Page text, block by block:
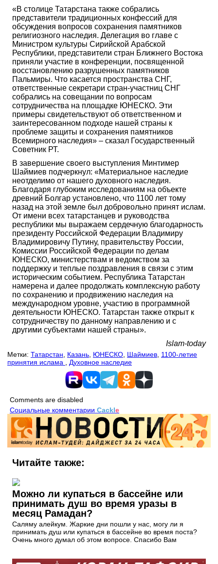
«В столице Татарстана также собрались
представители традиционных конфессий для
обсуждения вопросов сохранения памятников
религиозного наследия. Делегация во главе с
Министром культуры Сирийской Арабской
Республики, представители стран Ближнего Востока
приняли участие в конференции, посвященной
восстановлению разрушенных памятников
Пальмиры. Что касается пространства СНГ,
ответственные секретари стран-участниц СНГ
собрались на совещании по вопросам
сотрудничества на площадке ЮНЕСКО. Эти
примеры свидетельствуют об ответственном и
заинтересованном подходе нашей страны к
проблеме защиты и сохранения памятников
Всемирного наследия» – сказал Государственный
Советник РТ.
В завершение своего выступления Минтимер
Шаймиев подчеркнул: «Материальное наследие
неотделимо от нашего духовного наследия.
Благодаря глубоким исследованиям на объекте
древний Болгар установлено, что 1100 лет тому
назад на этой земле был добровольно принят ислам.
От имени всех татарстанцев и руководства
республики мы выражаем сердечную благодарность
президенту Российской Федерации Владимиру
Владимировичу Путину, правительству России,
Комиссии Российской Федерации по делам
ЮНЕСКО, министерствам и ведомством за
поддержку и теплые поздравления в связи с этим
историческим событием. Республика Татарстан
намерена и далее продолжать комплексную работу
по сохранению и продвижению наследия на
международном уровне, участию в программной
деятельности ЮНЕСКО. Татарстан также открыт к
сотрудничеству по данному направлению и с
другими субъектами нашей страны».
Islam-today
Метки: Татарстан Казань ЮНЕСКО Шаймиев 1100-летие
принятия ислама
Духовное наследие
Comments are disabled
Социальные комментарии Cackle
Читайте также:
Можно ли купаться в бассейне или
принимать душ во время уразы в
месяц Рамадан?
Саляму алейкум. Жаркие дни пошли у нас, могу ли я
принимать душ или купаться в бассейне во время поста?
Очень много думал об этом вопросе. Спасибо Вам